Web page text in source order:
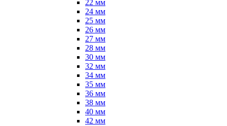
22 мм
24 мм
25 мм
26 мм
27 мм
28 мм
30 мм
32 мм
34 мм
35 мм
36 мм
38 мм
40 мм
42 мм